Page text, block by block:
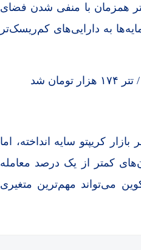
محدود تتر همزمان با منفی شدن فضای
به دارایی‌های کم‌ریسک‌تر
کریپتو سایه انداخته، اما
کمتر از یک درصد معامله
۶۲ هزار دلاری بیت‌کوین می‌تواند مهم‌ترین متغیری